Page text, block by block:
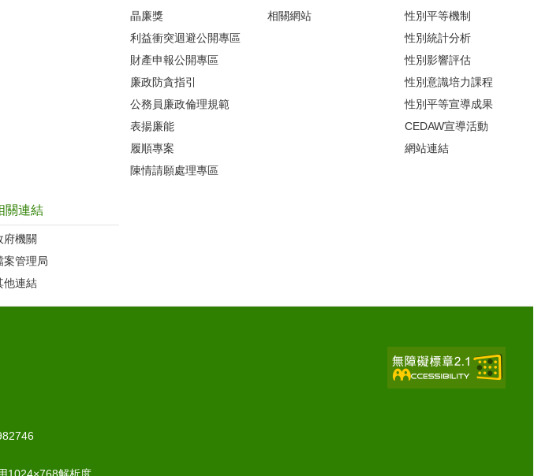
晶廉獎
利益衝突迴避公開專區
財產申報公開專區
廉政防貪指引
公務員廉政倫理規範
表揚廉能
履順專案
陳情請願處理專區
相關網站
性別平等機制
性別統計分析
性別影響評估
性別意識培力課程
性別平等宣導成果
CEDAW宣導活動
網站連結
關連結
府機關
案管理局
他連結